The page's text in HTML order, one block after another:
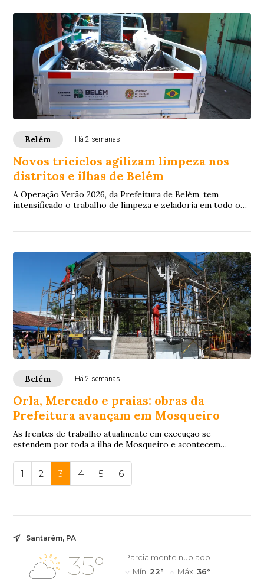
Belém Há 2 semanas
Novos triciclos agilizam limpeza nos
distritos e ilhas de Belém
A Operação Verão 2026, da Prefeitura de Belém, tem
intensificado o trabalho de limpeza e zeladoria em todo o
Belém Há 2 semanas
Orla, Mercado e praias: obras da
Prefeitura avançam em Mosqueiro
As frentes de trabalho atualmente em execução se
estendem por toda a ilha de Mosqueiro e acontecem
1 2 3 4 5 6
Santarém, PA
35°
Parcialmente nublado
Mín. 22° Máx. 36°